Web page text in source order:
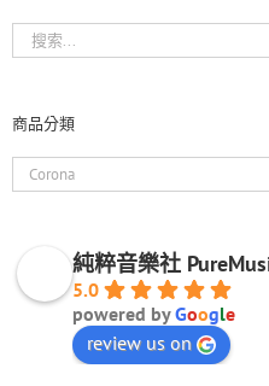
商品分類
純粹音樂社
5.0
powered byGoogle
review us on